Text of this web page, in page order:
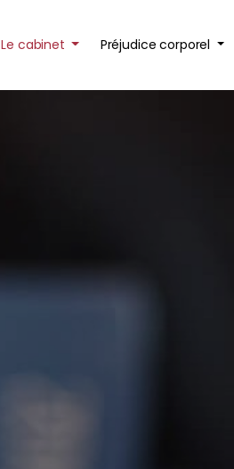
Le cabinet Préjudice corporel